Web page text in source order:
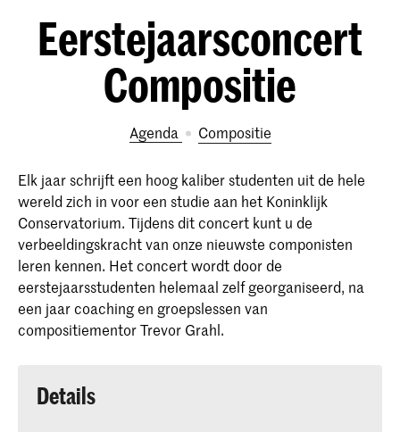
Eerstejaarsconcert
Compositie
Agenda Compositie
Elk jaar schrijft een ​​hoog kaliber studenten uit de hele
wereld zich in voor een studie aan het Koninklijk
Conservatorium. Tijdens dit concert kunt u de
verbeeldingskracht van onze nieuwste componisten
leren kennen. Het concert wordt door de
eerstejaarsstudenten helemaal zelf georganiseerd, na
een jaar coaching en groepslessen van
compositiementor Trevor Grahl.
Details